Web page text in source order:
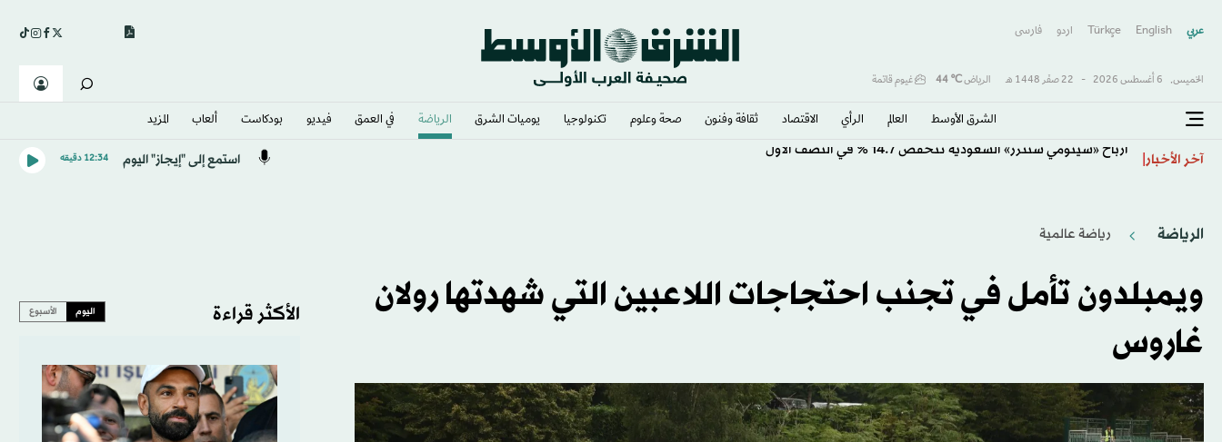
عربي English
Türkçe اردو فارسى
الخميس, 6 أغسطس 2026 - 22 صفَر 1448 هـ الرياض℃
44 غيوم قاتمة
الشرق الأوسط​ العالم الرأي الاقتصاد ثقافة وفنون صحة وعلوم تكنولوجيا يوميات الشرق​ الرياضة في العمق فيديو بودكاست ألعاب المزيد
آخر الأخبار أرباح «سينومي سنترز» السعودية تنخفض 14.7 % في النصف الأول استمع إلى "إيجاز" اليوم 12:34 دقيقه
الرياضة رياضة عالمية
ويمبلدون تأمل في تجنب احتجاجات اللاعبين التي شهدتها رولان
غاروس
الأكثر قراءة اليوم الأسبوع